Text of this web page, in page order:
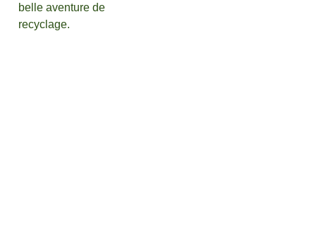
belle aventure de
recyclage.